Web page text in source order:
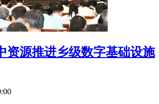
资源推进乡级数字基础设施